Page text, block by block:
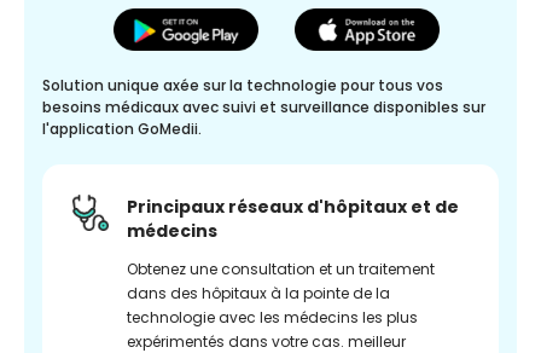
Solution unique axée sur la technologie pour tous vos
besoins médicaux avec suivi et surveillance disponibles sur
l'application GoMedii.
Principaux réseaux d'hôpitaux et de
médecins
Obtenez une consultation et un traitement
dans des hôpitaux à la pointe de la
technologie avec les médecins les plus
expérimentés dans votre cas. meilleur